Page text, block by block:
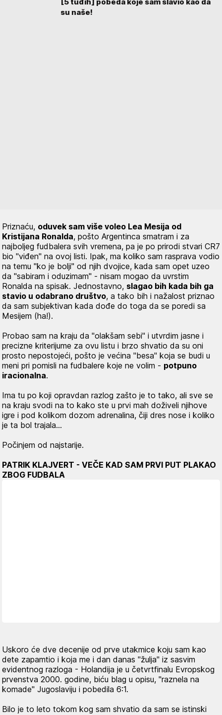
su naše!
Priznaću, oduvek sam više voleo Lea Mesija od
Kristijana Ronalda, pošto Argentinca smatram i za
najboljeg fudbalera svih vremena, pa je po prirodi stvari CR7
bio "viđen" na ovoj listi. Ipak, ma koliko sam rasprava vodio
na temu "ko je bolji" od njih dvojice, kada sam opet uzeo
da "sabiram i oduzimam" - nisam mogao da uvrstim
Ronalda na spisak. Jednostavno, slagao bih kada bih ga
stavio u odabrano društvo, a tako bih i nažalost priznao
da sam subjektivan kada dođe do toga da se poredi sa
Mesijem (ha!).
Probao sam na kraju da "olakšam sebi" i utvrdim jasne i
precizne kriterijume za ovu listu i brzo shvatio da su oni
prosto nepostojeći, pošto je većina "besa" koja se budi u
meni pri pomisli na fudbalere koje ne volim - potpuno
iracionalna.
Ima tu po koji opravdan razlog zašto je to tako, ali sve se
na kraju svodi na to kako ste u prvi mah doživeli njihove
igre i pod kolikom dozom adrenalina, čiji dres nose i koliko
je ta bol trajala…
Počinjem od najstarije.
PATRIK KLAJVERT - VEČE KAD SAM PRVI PUT PLAKAO
ZBOG FUDBALA
Uskoro će dve decenije od prve utakmice koju sam kao
dete zapamtio i koja me i dan danas "žulja" iz sasvim
evidentnog razloga - Holandija je u četvrtfinalu Evropskog
prvenstva 2000. godine, biću blag u opisu, "raznela na
komade" Jugoslaviju i pobedila 6:1.
Bilo je to leto tokom kog sam shvatio da sam se istinski